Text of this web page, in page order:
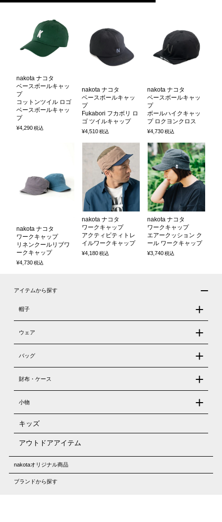
nakota ナコタ
ベースボールキャッ
プ
コットンツイル ロゴ
ベースボールキャッ
プ
¥4,290税込
nakota ナコタ
ベースボールキャッ
プ
Fukabori フカボリ ロ
ゴ ツイルキャップ
¥4,510税込
nakota ナコタ
ベースボールキャッ
プ
ボールハイクキャッ
プ ロクヨンクロス
¥4,730税込
nakota ナコタ
ワークキャップ
リネンクールリブワ
ークキャップ
¥4,730税込
nakota ナコタ
ワークキャップ
アクティビティトレ
イルワークキャップ
¥4,180税込
nakota ナコタ
ワークキャップ
エアークッション ク
ール ワークキャップ
¥3,740税込
アイテムから探す
帽子
ウェア
バッグ
財布・ケース
小物
キッズ
アウトドアアイテム
nakotaオリジナル商品
ブランドから探す